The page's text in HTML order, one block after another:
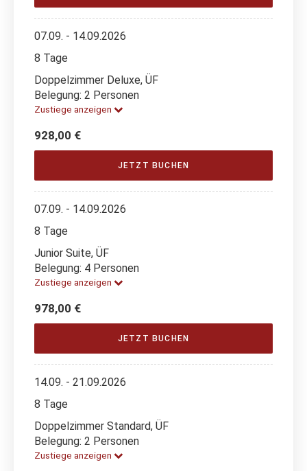
07.09. - 14.09.2026
8 Tage
Doppelzimmer Deluxe, ÜF
Belegung: 2 Personen
Zustiege anzeigen
928,00 €
JETZT BUCHEN
07.09. - 14.09.2026
8 Tage
Junior Suite, ÜF
Belegung: 4 Personen
Zustiege anzeigen
978,00 €
JETZT BUCHEN
14.09. - 21.09.2026
8 Tage
Doppelzimmer Standard, ÜF
Belegung: 2 Personen
Zustiege anzeigen